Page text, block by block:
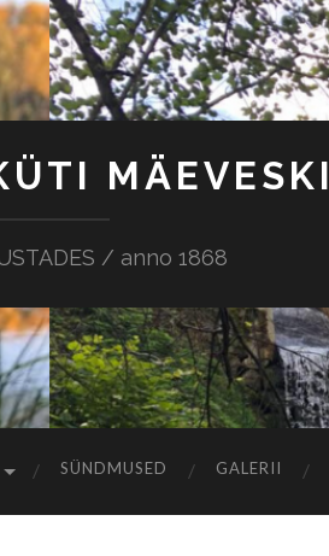
MÄEVESKI
/ anno 1868
SÜNDMUSED GALERII